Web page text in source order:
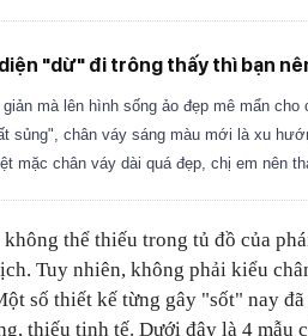
"dừ" đi trông thấy thì bạn
mà lên hình sống ảo đẹp mê mẩn cho
sủng", chân váy sáng màu mới là xu
mặc chân váy dài quá đẹp, chị em nên
thể thiếu trong tủ đồ của
Tuy nhiên, không phải kiểu
số thiết kế từng gây "sốt" nay
thiếu tinh tế. Dưới đây là 4 mẫu